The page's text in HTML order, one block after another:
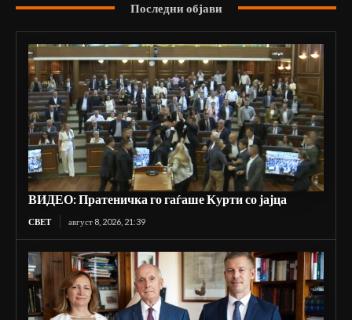
Последни објави
ВИДЕО: Пратеничка го гаѓаше Курти со јајца
СВЕТ август 8, 2026, 21:39